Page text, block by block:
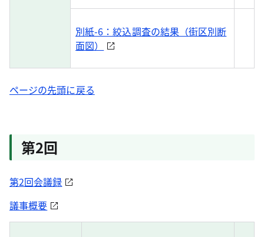
別紙-6：絞込調査の結果（街区別断
面図）
ページの先頭に戻る
第2回
第2回会議録
議事概要